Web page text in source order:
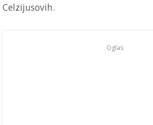
Celzijusovih.
Oglas